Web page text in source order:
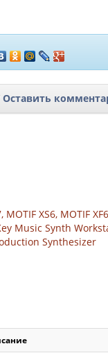
Оставить
MOTIF XS6, MOTIF
Music Synth
Synthesizer